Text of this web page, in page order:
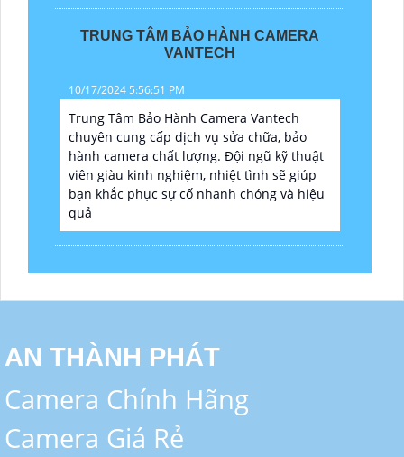
TRUNG TÂM BẢO HÀNH CAMERA
VANTECH
10/17/2024 5:56:51 PM
Trung Tâm Bảo Hành Camera Vantech
chuyên cung cấp dịch vụ sửa chữa, bảo
hành camera chất lượng. Đội ngũ kỹ thuật
viên giàu kinh nghiệm, nhiệt tình sẽ giúp
bạn khắc phục sự cố nhanh chóng và hiệu
quả
AN THÀNH PHÁT
Camera Chính Hãng
Camera Giá Rẻ